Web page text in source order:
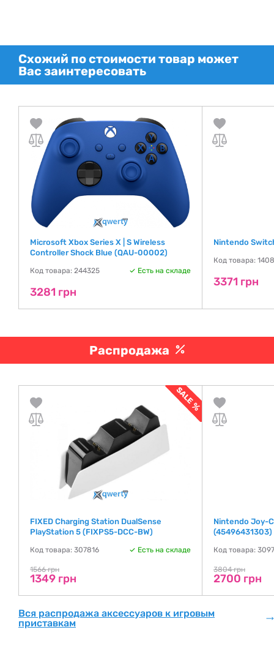
Схожий по стоимости товар может
Вас заинтересовать
Microsoft Xbox Series X | S Wireless
Controller Shock Blue (QAU-00002)
Код товара: 244325 Есть на складе
3281 грн
Nintendo
Код товара:
3371 грн
Распродажа
FIXED Charging Station DualSense
PlayStation 5 (FIXPS5-DCC-BW)
Код товара: 307816 Есть на складе
1566 грн
1349 грн
Nintendo Joy-
(45496431303)
Код товара:
3804 грн
2700 грн
Вся распродажа аксессуаров к игровым
приставкам